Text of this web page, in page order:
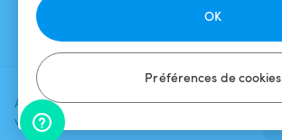
Préférences de cookies
OK
Ajoutez une date et un créneau pour
voir le prix